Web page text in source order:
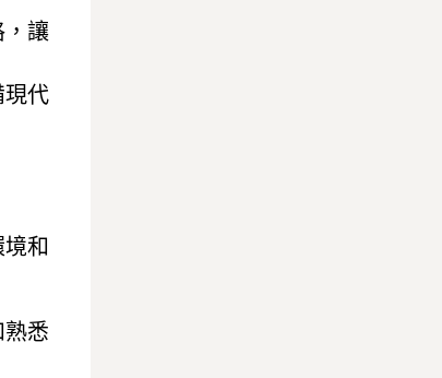
，讓
現代
和
熟悉